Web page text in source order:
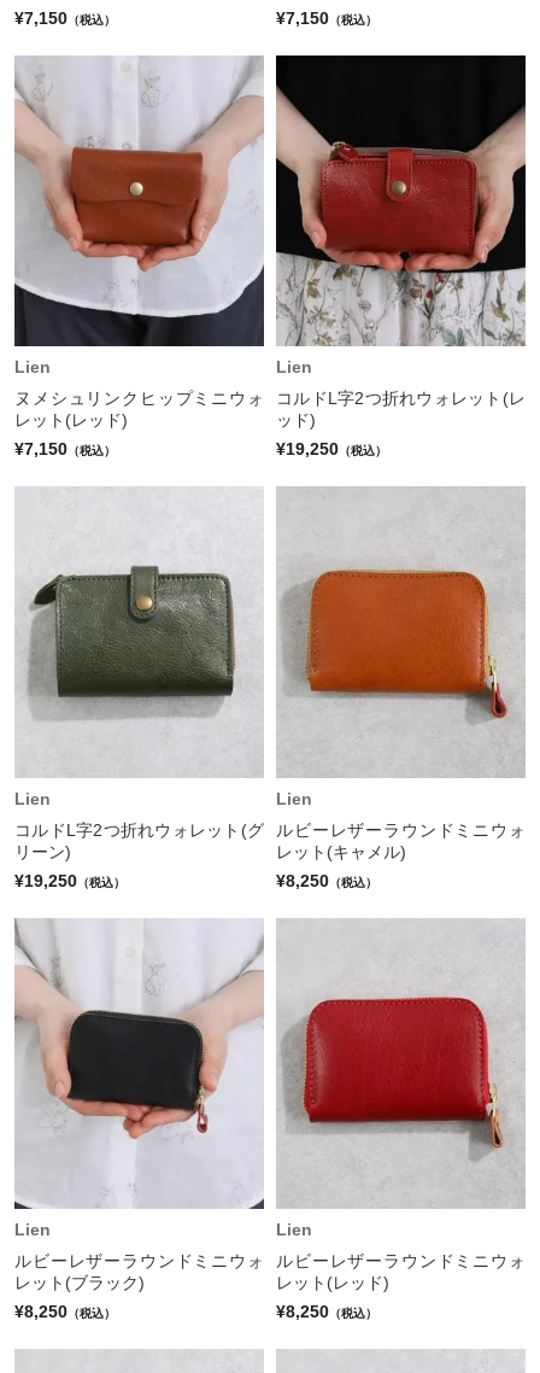
¥7,150 （税込）
¥7,150 （税込）
Lien
ヌメシュリンクヒップミニウォ
レット(レッド)
¥7,150 （税込）
Lien
コルドL字2つ折れウォレット(レ
ッド)
¥19,250 （税込）
Lien
コルドL字2つ折れウォレット(グ
リーン)
¥19,250 （税込）
Lien
ルビーレザーラウンドミニウォ
レット(キャメル)
¥8,250 （税込）
Lien
ルビーレザーラウンドミニウォ
レット(ブラック)
¥8,250 （税込）
Lien
ルビーレザーラウンドミニウォ
レット(レッド)
¥8,250 （税込）